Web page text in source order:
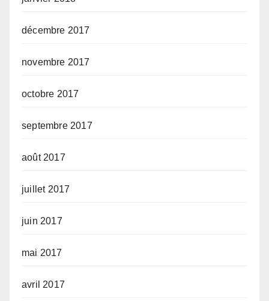
décembre 2017
novembre 2017
octobre 2017
septembre 2017
août 2017
juillet 2017
juin 2017
mai 2017
avril 2017